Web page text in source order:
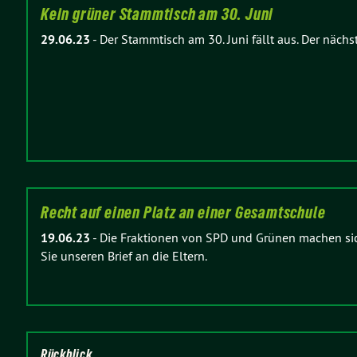
Kein grüner Stammtisch am 30. Juni
29.06.23 - Der Stammtisch am 30. Juni fällt aus. Der
Recht auf einen Platz an einer Gesamtschule
19.06.23 - Die Fraktionen von SPD und Grünen machen
Sie unseren Brief an die Eltern.